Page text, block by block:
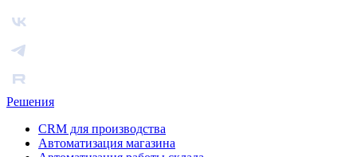
Решения
CRM для производства
Автоматизация магазина